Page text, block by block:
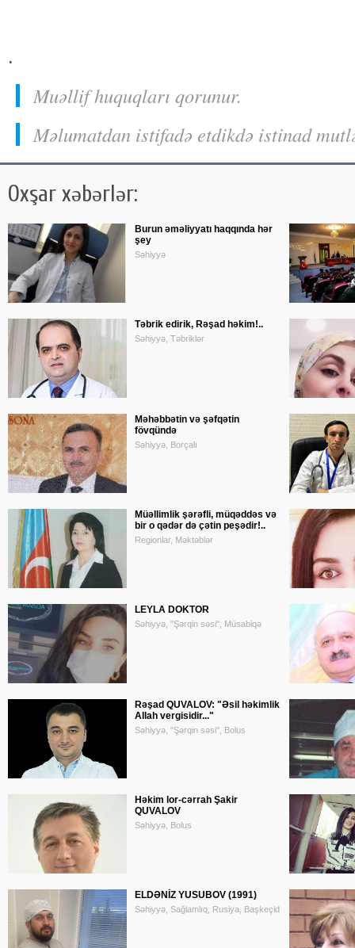
.
Muəllif huquqları qorunur.
Məlumatdan istifadə etdikdə istinad
Oxşar xəbərlər:
Burun əməliyyatı haqqında hər
şey
Səhiyyə
Təbrik edirik, Rəşad həkim!..
Səhiyyə, Təbriklər
Məhəbbətin və şəfqətin
fövqündə
Səhiyyə, Borçalı
Müəllimlik şərəfli, müqəddəs və
bir o qədər də çətin peşədir!..
Regionlar, Məktəblər
LEYLA DOKTOR
Səhiyyə, "Şərqin səsi", Müsabiqə
Rəşad QUVALOV: "Əsil həkimlik
Allah vergisidir..."
Səhiyyə, "Şərqin səsi", Bolus
Həkim lor-cərrah Şakir
QUVALOV
Səhiyyə, Bolus
ELDƏNİZ YUSUBOV (1991)
Səhiyyə, Sağlamlıq, Rusiya, Başkeçid